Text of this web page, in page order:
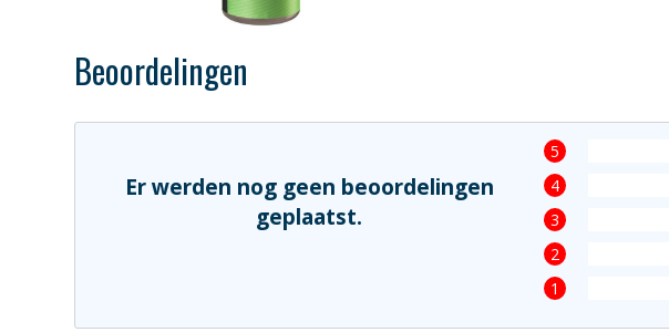
Beoordelingen
Er werden nog geen beoordelingen
geplaatst.
5
4
3
2
1